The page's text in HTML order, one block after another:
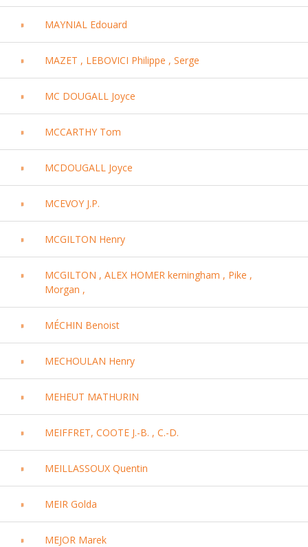
MAYNIAL Edouard
MAZET , LEBOVICI Philippe , Serge
MC DOUGALL Joyce
MCCARTHY Tom
MCDOUGALL Joyce
MCEVOY J.P.
MCGILTON Henry
MCGILTON , ALEX HOMER kerningham , Pike ,
Morgan ,
MÉCHIN Benoist
MECHOULAN Henry
MEHEUT MATHURIN
MEIFFRET, COOTE J.-B. , C.-D.
MEILLASSOUX Quentin
MEIR Golda
MEJOR Marek